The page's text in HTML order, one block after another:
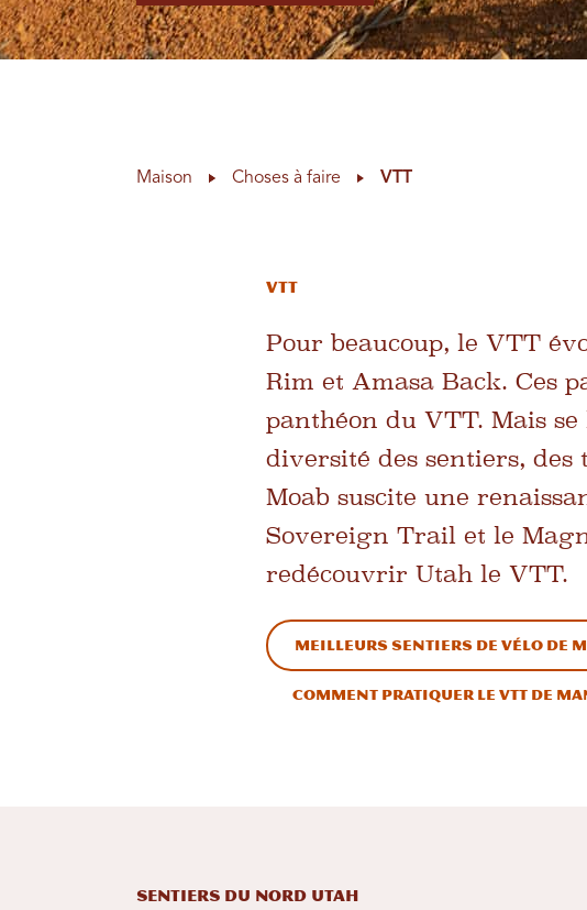
Maison Choses à faire VTT
VTT
Pour beaucoup, le VTT
Rim et Amasa Back. Ces
panthéon du VTT. Mais se
diversité des sentiers, des
Moab suscite une
Sovereign Trail et le
redécouvrir Utah le VTT.
Meilleurs sentiers de vélo de
Comment pratiquer le VTT de
Sentiers du Nord Utah